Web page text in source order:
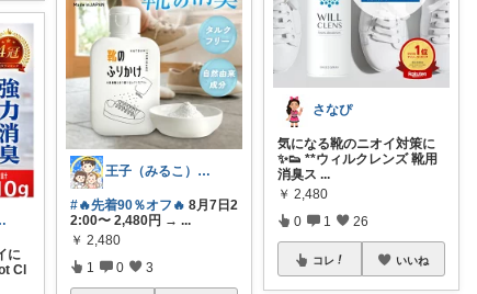
コレ派🐾
に
Cl
王子（みるこ）👑便利グッズ×QOL向上
#🔥先着90％オフ🔥 8月7日2
2:00〜 2,480円 →...
￥ 2,480
1 0 3
さなぴ
気になる靴のニオイ対策に
✨👟 **ウィルクレンズ 靴用
消臭ス ...
￥ 2,480
0 1 26
コレ いいね